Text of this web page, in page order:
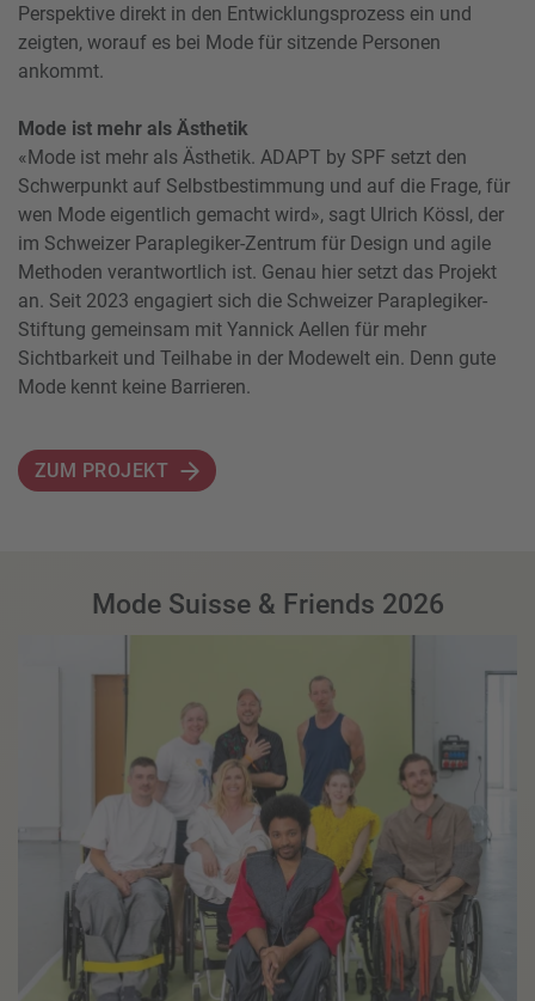
Perspektive direkt in den Entwicklungsprozess ein und
zeigten, worauf es bei Mode für sitzende Personen
ankommt.
Mode ist mehr als Ästhetik
«Mode ist mehr als Ästhetik. ADAPT by SPF setzt den
Schwerpunkt auf Selbstbestimmung und auf die Frage, für
wen Mode eigentlich gemacht wird», sagt Ulrich Kössl, der
im Schweizer Paraplegiker-Zentrum für Design und agile
Methoden verantwortlich ist. Genau hier setzt das Projekt
an. Seit 2023 engagiert sich die Schweizer Paraplegiker-
Stiftung gemeinsam mit Yannick Aellen für mehr
Sichtbarkeit und Teilhabe in der Modewelt ein. Denn gute
Mode kennt keine Barrieren.
ZUM PROJEKT
Mode Suisse & Friends 2026